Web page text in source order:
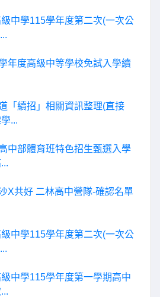
中學115學年度第二次(一次公
年度高級中等學校免試入學續
「續招」相關資訊整理(直接
...
中部體育班特色招生甄選入學
X共好 二林高中營隊-確認名單
中學115學年度第二次(一次公
中學115學年度第一學期高中